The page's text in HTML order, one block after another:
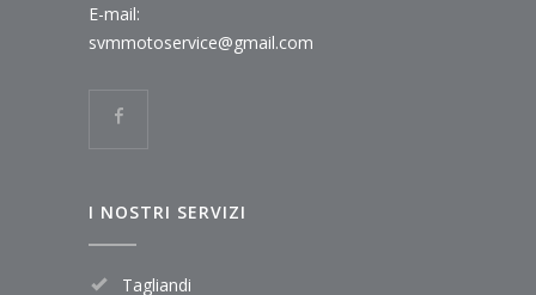
E-mail:
svmmotoservice@gmail.com
I NOSTRI SERVIZI
Tagliandi